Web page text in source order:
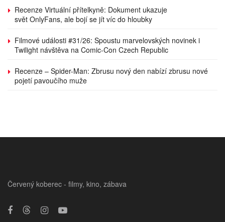
Recenze Virtuální přítelkyně: Dokument ukazuje
svět OnlyFans, ale bojí se jít víc do hloubky
Filmové události #31/26: Spoustu marvelovských novinek i
Twilight návštěva na Comic-Con Czech Republic
Recenze – Spider-Man: Zbrusu nový den nabízí zbrusu nové
pojetí pavoučího muže
Červený koberec - filmy, kino, zábava